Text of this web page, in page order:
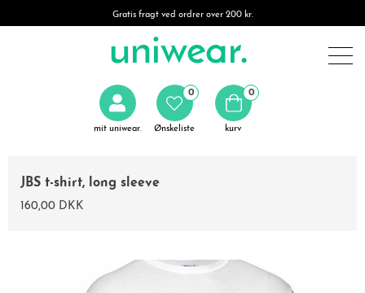
Gratis fragt ved ordrer over 200 kr.
mit uniwear. Ønskeliste
0 0
kurv
JBS t-shirt, long sleeve
160,00 DKK